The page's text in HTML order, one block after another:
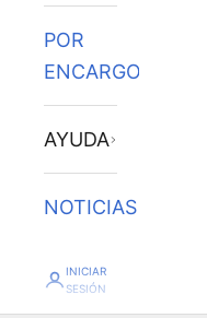
POR
ENCARGO
AYUDA
NOTICIAS
INICIAR
SESIÓN